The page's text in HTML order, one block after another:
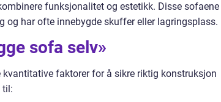
funksjonalitet og estetikk. Disse sofaene
har ofte innebygde skuffer eller lagringsplass.
sofa selv»
faktorer for å sikre riktig konstruksjon
til: